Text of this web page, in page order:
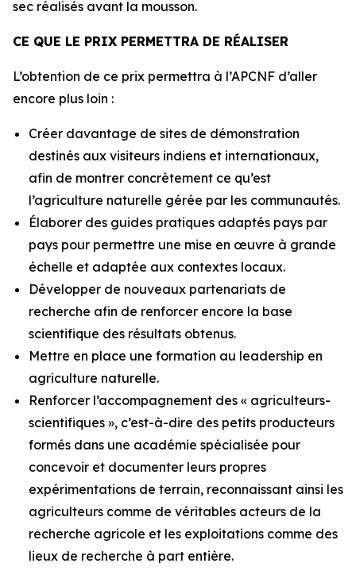
sec réalisés avant la mousson.
CE QUE LE PRIX PERMETTRA DE RÉALISER
L’obtention de ce prix permettra à l’APCNF d’aller
encore plus loin :
Créer davantage de sites de démonstration
destinés aux visiteurs indiens et internationaux,
afin de montrer concrètement ce qu’est
l’agriculture naturelle gérée par les communautés.
Élaborer des guides pratiques adaptés pays par
pays pour permettre une mise en œuvre à grande
échelle et adaptée aux contextes locaux.
Développer de nouveaux partenariats de
recherche afin de renforcer encore la base
scientifique des résultats obtenus.
Mettre en place une formation au leadership en
agriculture naturelle.
Renforcer l’accompagnement des « agriculteurs-
scientifiques », c’est-à-dire des petits producteurs
formés dans une académie spécialisée pour
concevoir et documenter leurs propres
expérimentations de terrain, reconnaissant ainsi les
agriculteurs comme de véritables acteurs de la
recherche agricole et les exploitations comme des
lieux de recherche à part entière.